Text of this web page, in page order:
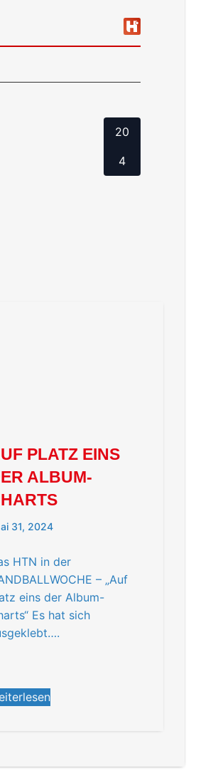
20
4
PLATZ EINS
ALBUM-
31, 2024
HTN in der
– „Auf
eins der Album-
Es hat sich